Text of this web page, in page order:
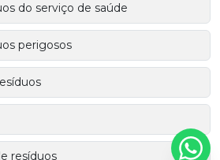
do serviço de saúde
perigosos
resíduos